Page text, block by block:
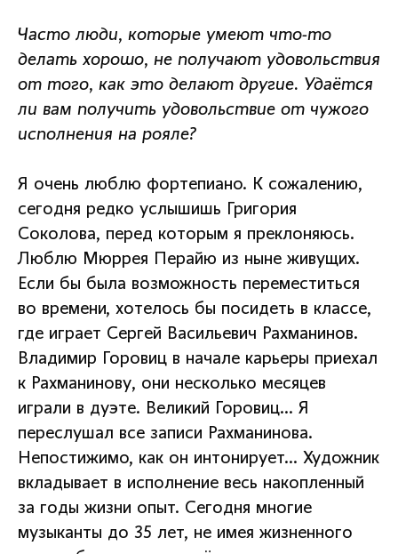
Часто люди, которые умеют что-то
делать хорошо, не получают удовольствия
от того, как это делают другие. Удаётся
ли вам получить удовольствие от чужого
исполнения на рояле?
Я очень люблю фортепиано. К сожалению,
сегодня редко услышишь Григория
Соколова, перед которым я преклоняюсь.
Люблю Мюррея Перайю из ныне живущих.
Если бы была возможность переместиться
во времени, хотелось бы посидеть в классе,
где играет Сергей Васильевич Рахманинов.
Владимир Горовиц в начале карьеры приехал
к Рахманинову, они несколько месяцев
играли в дуэте. Великий Горовиц… Я
переслушал все записи Рахманинова.
Непостижимо, как он интонирует… Художник
вкладывает в исполнение весь накопленный
за годы жизни опыт. Сегодня многие
музыканты до 35 лет, не имея жизненного